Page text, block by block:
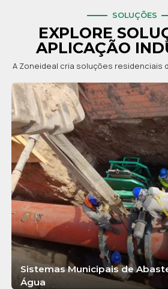
SOLUÇÕES
EXPLORE
APLICAÇÃO
A Zoneideal cria soluções residenciais
Sistemas Municipais de
Água